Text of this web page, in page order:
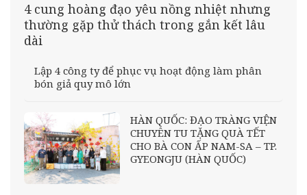
4 cung hoàng đạo yêu nồng nhiệt nhưng
thường gặp thử thách trong gắn kết lâu
dài
Lập 4 công ty để phục vụ hoạt động làm phân
bón giả quy mô lớn
HÀN QUỐC: ĐẠO TRÀNG VIỆN
CHUYÊN TU TẶNG QUÀ TẾT
CHO BÀ CON ẤP NAM-SA – TP.
GYEONGJU (HÀN QUỐC)